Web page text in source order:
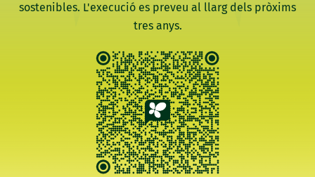
sostenibles. L'execució es preveu al llarg dels pròxims
tres anys.